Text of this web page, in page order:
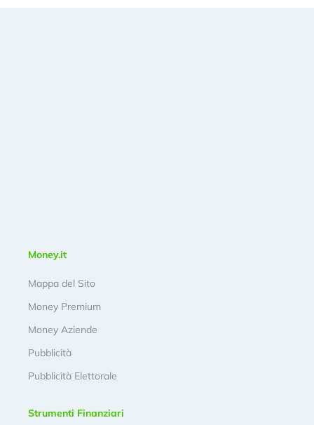
Money.it
Mappa del Sito
Money Premium
Money Aziende
Pubblicità
Pubblicità Elettorale
Strumenti Finanziari